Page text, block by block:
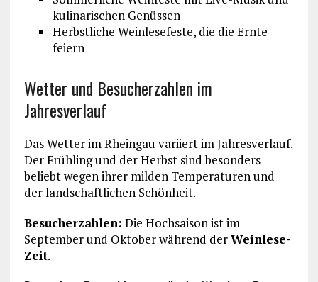
kulinarischen Genüssen
Herbstliche Weinlesefeste, die die Ernte
feiern
Wetter und Besucherzahlen im
Jahresverlauf
Das Wetter im Rheingau variiert im Jahresverlauf.
Der Frühling und der Herbst sind besonders
beliebt wegen ihrer milden Temperaturen und
der landschaftlichen Schönheit.
Besucherzahlen: Die Hochsaison ist im
September und Oktober während derWeinlese-
Zeit.